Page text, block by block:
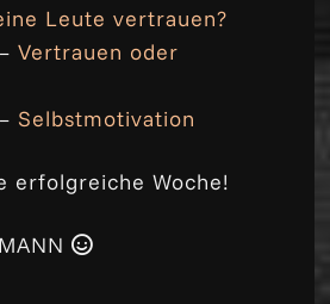
Leute vertrauen?
–Vertrauen oder
Selbstmotivation
erfolgreiche Woche!